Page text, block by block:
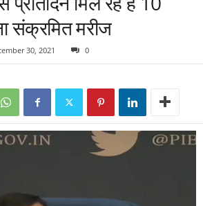
संक्रमित मरीज
30, 2021 0